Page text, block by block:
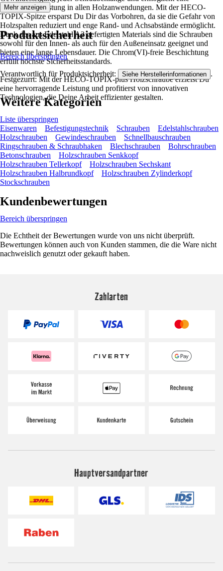
erstklassige Leistung in allen Holzanwendungen. Mit der HECO-
TOPIX-Spitze ersparst Du Dir das Vorbohren, da sie die Gefahr von
Holzspalten reduziert und enge Rand- und Achsabstände ermöglicht.
Dank des aus Edelstahl A2 gefertigten Materials sind die Schrauben
sowohl für den Innen- als auch für den Außeneinsatz geeignet und
bieten eine lange Lebensdauer. Die Chrom(VI)-freie Beschichtung
erfüllt höchste Sicherheitsstandards.
Festgezurrt: Mit der HECO-TOPIX-plus Holzschraube erzielst Du
eine hervorragende Leistung und profitierst von innovativen
Technologien, die Deine Arbeit effizienter gestalten.
Mehr anzeigen
Produktsicherheit
Bereich überspringen
Verantwortlich für Produktsicherheit: Siehe Herstellerinformationen .
Weitere Kategorien
Liste überspringen
Eisenwaren
Befestigungstechnik Schrauben
Edelstahlschrauben
Holzschrauben
Gewindeschrauben
Schnellbauschrauben
Ringschrauben & Schraubhaken
Blechschrauben
Bohrschrauben
Betonschrauben
Holzschrauben Senkkopf
Holzschrauben Tellerkopf
Holzschrauben Sechskant
Holzschrauben Halbrundkopf
Holzschrauben Zylinderkopf
Stockschrauben
Kundenbewertungen
Bereich überspringen
Die Echtheit der Bewertungen wurde von uns nicht überprüft.
Bewertungen können auch von Kunden stammen, die die Ware nicht
nachweislich genutzt oder gekauft haben.
Zahlarten
Hauptversandpartner